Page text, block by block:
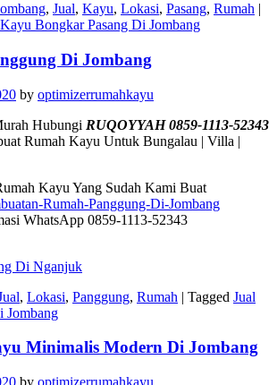
, Jual, Kayu, Lokasi, Pasang, Rumah |
Bongkar Pasang Di Jombang
Di Jombang
by optimizerrumahkayu
Hubungi RUQOYYAH 0859-1113-52343
Rumah Kayu Untuk Bungalau | Villa |
Kayu Yang Sudah Kami Buat
WhatsApp 0859-1113-52343
Di Nganjuk
, Lokasi, Panggung, Rumah | Tagged Jual
Jombang
Minimalis Modern Di Jombang
by optimizerrumahkayu